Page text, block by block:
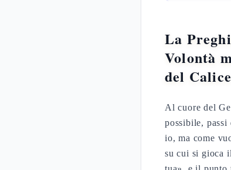
La
Volontà
del Calice
Al cuore del
possibile, passi
io, ma come
su cui si gioca